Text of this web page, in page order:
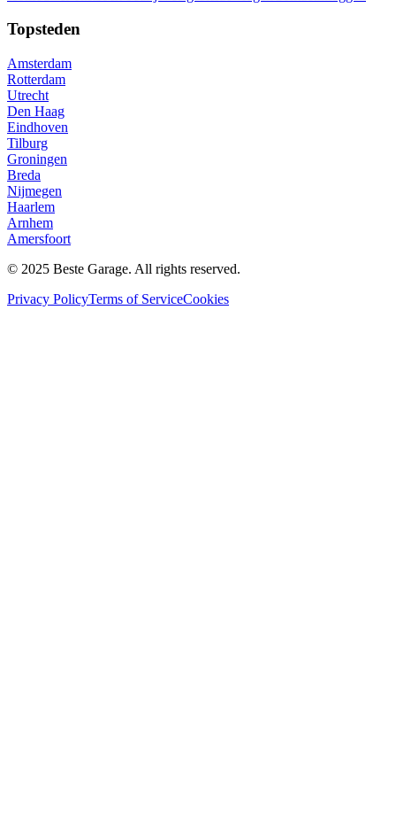
Topsteden
Amsterdam
Rotterdam
Utrecht
Den Haag
Eindhoven
Tilburg
Groningen
Breda
Nijmegen
Haarlem
Arnhem
Amersfoort
© 2025 Beste Garage. All rights reserved.
Privacy PolicyTerms of ServiceCookies